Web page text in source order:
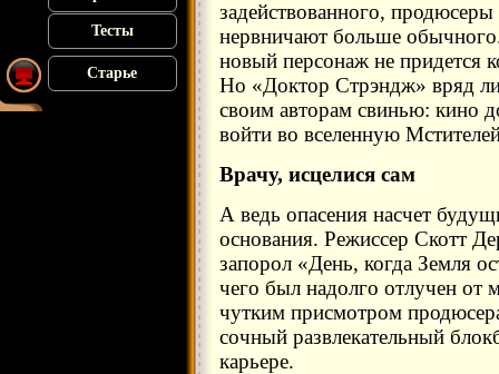
Тесты
Старье
задействованного, продюсеры
нервничают больше
новый персонаж не придется
Но «Доктор Стрэндж» вряд
своим авторам свинью: кино
войти во вселенную
Врачу, исцелися сам
А ведь опасения насчет
основания. Режиссер Скотт
запорол «День, когда Земля
чего был надолго отлучен от
чутким присмотром
сочный развлекательный
карьере.